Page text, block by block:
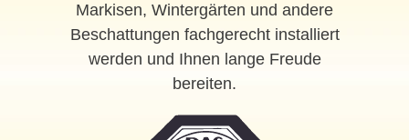
Markisen, Wintergärten und andere
Beschattungen fachgerecht installiert
werden und Ihnen lange Freude
bereiten.